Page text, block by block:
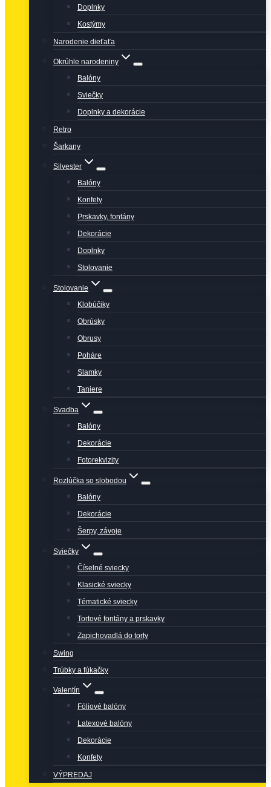
Doplnky
Kostýmy
Narodenie dieťaťa
Okrúhle narodeniny
Balóny
Sviečky
Doplnky a dekorácie
Retro
Šarkany
Silvester
Balóny
Konfety
Prskavky, fontány
Dekorácie
Doplnky
Stolovanie
Stolovanie
Klobúčiky
Obrúsky
Obrusy
Poháre
Slamky
Taniere
Svadba
Balóny
Dekorácie
Fotorekvizity
Rozlúčka so slobodou
Balóny
Dekorácie
Šerpy, závoje
Sviečky
Číselné sviecky
Klasické sviecky
Tématické sviecky
Tortové fontány a prskavky
Zapichovadlá do torty
Swing
Trúbky a fúkačky
Valentín
Fóliové balóny
Latexové balóny
Dekorácie
Konfety
VÝPREDAJ